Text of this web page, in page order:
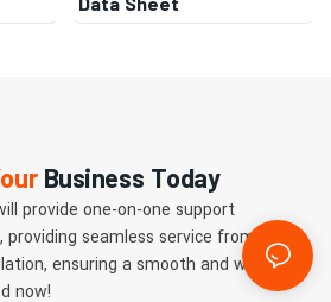
Business Today
provide one-on-one support
seamless service from
ensuring a smooth and worry-
now!